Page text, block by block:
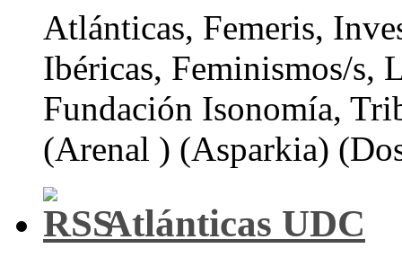
Atlánticas, Femeris,
Ibéricas, Feminismos/s,
Fundación Isonomía,
(Arenal ) (Asparkia)
Atlánticas UDC